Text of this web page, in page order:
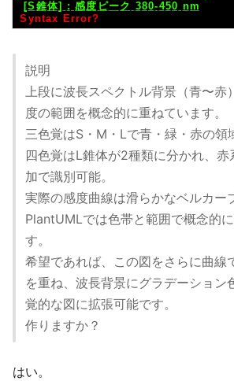
説明
上段に波長スペクトル背景（青〜赤
度の範囲を概念的に重ねています。
三色覚はS・M・Lで青・緑・赤の領
四色覚はL錐体が2種類に分かれ、赤
加で識別可能。
実際の感度曲線は滑らかなベルカー
PlantUMLでは色帯と範囲で概念的
す。
希望であれば、この図をさらに曲線
を重ね、波長背景にグラデーション
覚的な図に拡張可能です。
作りますか？
はい。